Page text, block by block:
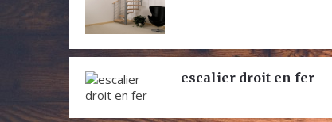
escalier droit en fer